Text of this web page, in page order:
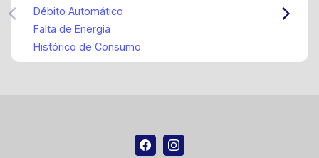
Débito Automático
Falta de Energia
Histórico de Consumo